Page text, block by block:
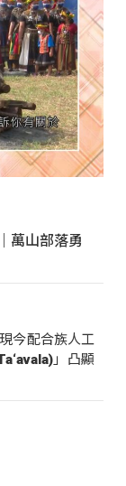
萬山部落勇
今配合族人工
」凸顯